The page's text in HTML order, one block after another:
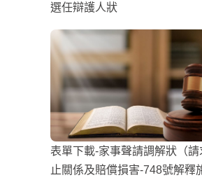
選任辯護人狀
表單下載-家事聲請調解狀（請
止關係及賠償損害-748號解釋